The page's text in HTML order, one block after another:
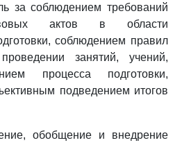
за соблюдением требований
актов в области
соблюдением правил
занятий, учений,
процесса подготовки,
подведением итогов
обобщение и внедрение